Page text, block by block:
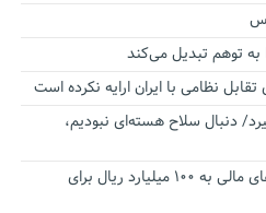
به توهم تبدیل می‌کند
نظامی با ایران ارایه نکرده است
دنبال سلاح هسته‌ای نبودیم،
آستانه الزام به دریافت صورت های مالی به ۱۰۰ میلیارد ریال برای